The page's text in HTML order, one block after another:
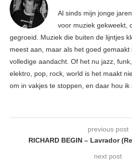
Al sinds mijn jonge
voor muziek gekweekt,
gegroeid. Muziek die buiten de lijntjes
meest aan, maar als het goed gemaakt
volledige aandacht. Of het nu jazz,
elektro, pop, rock, world is het maakt
om in vakjes te stoppen, en daar hou ik
previous post
RICHARD BEGIN – Lavrador
next post